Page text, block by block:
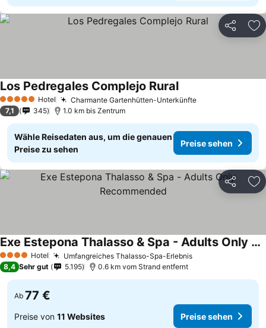
Teilen
5 Sterne Hotel Charmante Gartenhütten-Unterkünfte
Los Pedregales Complejo Rural
7,1 345 1.0 km bis Zentrum
Wähle Reisedaten aus, um die genauen
Preise zu sehen
Preise sehen
Teilen
4 Sterne Hotel Umfangreiches Thalasso-Spa-Erlebnis
Exe Estepona Thalasso & Spa - Adults Only Recommended
8,4 Sehr gut 5.195 0.6 km vom Strand entfernt
Ab 77 €
Preise von 11 Websites Preise sehen